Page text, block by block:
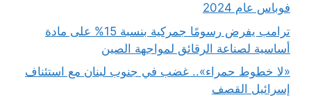
فوباس عام 2024
ترامب يفرض رسومًا جمركية بنسبة 15% على مادة
أساسية لصناعة الرقائق لمواجهة الصين
«لا خطوط حمراء».. غضب في جنوب لبنان مع استئناف
إسرائيل القصف